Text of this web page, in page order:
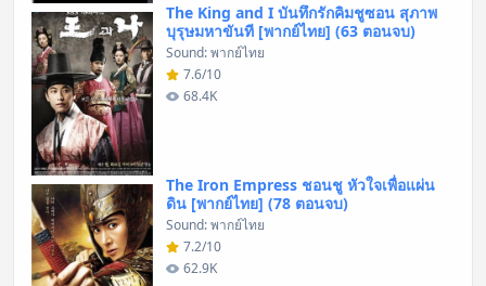
The King and I บันทึกรักคิมชูซอน สุภาพ
บุรุษมหาขันที [พากย์ไทย] (63 ตอนจบ)
Sound: พากย์ไทย
7.6/10
68.4K
The Iron Empress ชอนชู หัวใจเพื่อแผ่น
ดิน [พากย์ไทย] (78 ตอนจบ)
Sound: พากย์ไทย
7.2/10
62.9K